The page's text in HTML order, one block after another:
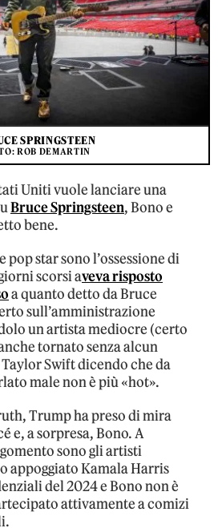
SPRINGSTEEN
ROB DEMARTIN
Uniti vuole lanciare una
Bruce Springsteen, Bono e
bene.
star sono l’ossessione di
scorsi aveva risposto
a quanto detto da Bruce
sull’amministrazione
un artista mediocre (certo
tornato senza alcun
Swift dicendo che da
male non è più «hot».
Trump ha preso di mira
e, a sorpresa, Bono. A
sono gli artisti
appoggiato Kamala Harris
del 2024 e Bono non è
attivamente a comizi